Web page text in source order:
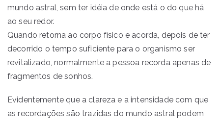
mundo astral, sem ter idéia de onde está o do que há
ao seu redor.
Quando retorna ao corpo físico e acorda, depois de ter
decorrido o tempo suficiente para o organismo ser
revitalizado, normalmente a pessoa recorda apenas de
fragmentos de sonhos.
Evidentemente que a clareza e a intensidade com que
as recordações são trazidas do mundo astral podem